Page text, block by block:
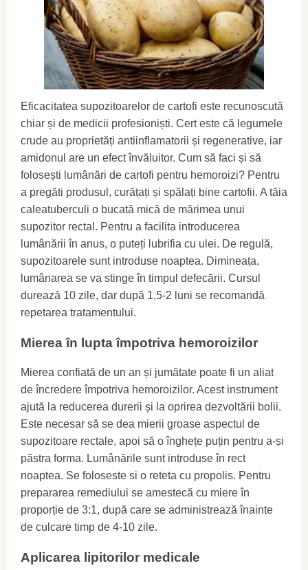
Eficacitatea supozitoarelor de cartofi este recunoscută
chiar și de medicii profesioniști. Cert este că legumele
crude au proprietăți antiinflamatorii și regenerative, iar
amidonul are un efect învăluitor. Cum să faci și să
folosești lumânări de cartofi pentru hemoroizi? Pentru
a pregăti produsul, curățați și spălați bine cartofii. A tăia
caleatuberculi o bucată mică de mărimea unui
supozitor rectal. Pentru a facilita introducerea
lumânării în anus, o puteți lubrifia cu ulei. De regulă,
supozitoarele sunt introduse noaptea. Dimineața,
lumânarea se va stinge în timpul defecării. Cursul
durează 10 zile, dar după 1,5-2 luni se recomandă
repetarea tratamentului.
Mierea în lupta împotriva hemoroizilor
Mierea confiată de un an și jumătate poate fi un aliat
de încredere împotriva hemoroizilor. Acest instrument
ajută la reducerea durerii și la oprirea dezvoltării bolii.
Este necesar să se dea mierii groase aspectul de
supozitoare rectale, apoi să o înghețe puțin pentru a-și
păstra forma. Lumânările sunt introduse în rect
noaptea. Se foloseste si o reteta cu propolis. Pentru
prepararea remediului se amestecă cu miere în
proporție de 3:1, după care se administrează înainte
de culcare timp de 4-10 zile.
Aplicarea lipitorilor medicale